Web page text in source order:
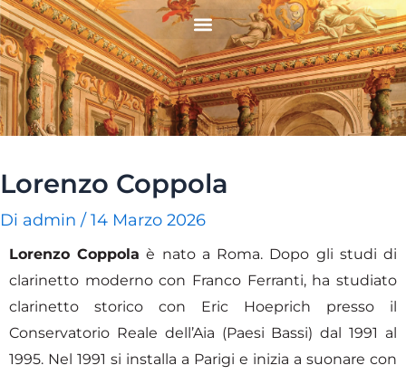
Vai
al
contenuto
Lorenzo Coppola
Di admin / 14 Marzo 2026
Lorenzo Coppola è nato a Roma. Dopo gli studi di
clarinetto moderno con Franco Ferranti, ha studiato
clarinetto storico con Eric Hoeprich presso il
Conservatorio Reale dell’Aia (Paesi Bassi) dal 1991 al
1995. Nel 1991 si installa a Parigi e inizia a suonare con
Navigazione
articoli